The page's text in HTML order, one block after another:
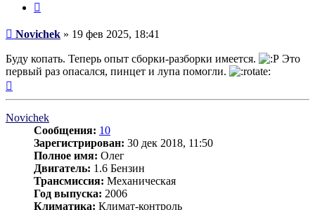
Сообщение
Novichek » 19 фев 2025, 18:41
Буду копать. Теперь опыт сборки-разборки имеется.
Это
первый раз опасался, пинцет и лупа помогли.
Novichek
Сообщения: 10
Зарегистрирован: 30 дек 2018, 11:50
Полное имя: Олег
Двигатель: 1.6 Бензин
Трансмиссия: Механическая
Год выпуска: 2006
Климатика: Климат-контроль